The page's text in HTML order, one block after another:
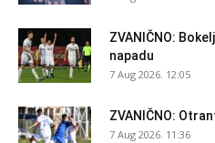
ZVANIČNO:
napadu
7 Aug 2026. 12:05
ZVANIČNO:
7 Aug 2026. 11:36